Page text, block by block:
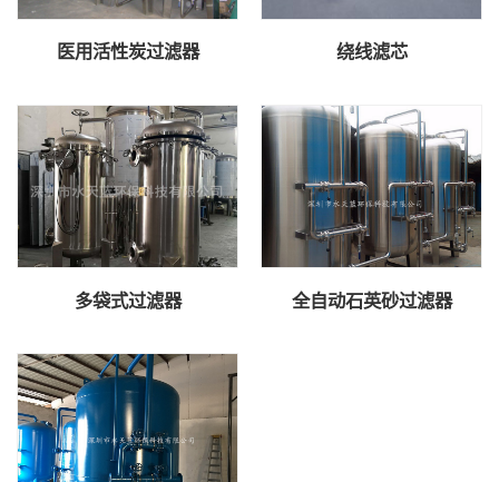
医用活性炭过滤器 绕线滤芯
多袋式过滤器 全自动石英砂过滤器